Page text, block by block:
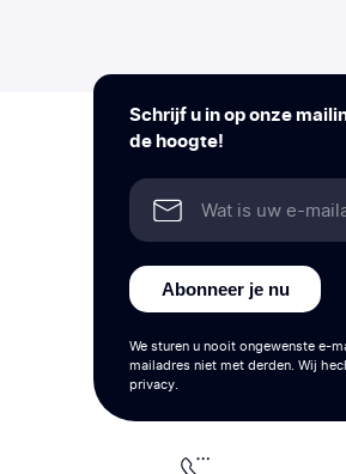
Schrijf u in op onze
de hoogte!
Abonneer je nu
We sturen u nooit ongewenste e-
mailadres niet met derden. Wij
privacy.